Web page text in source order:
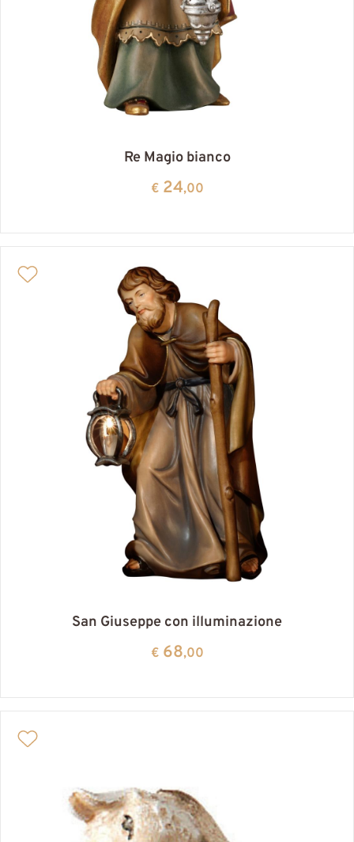
Re Magio bianco
€24,00
San Giuseppe con illuminazione
€68,00